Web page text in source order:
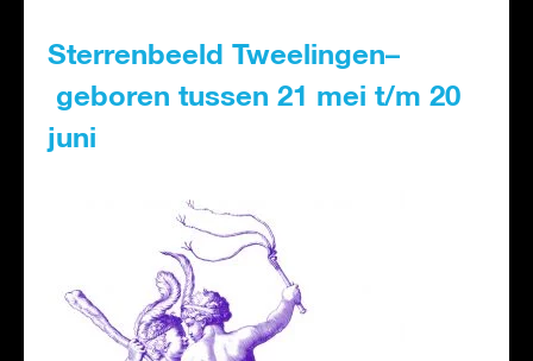
Sterrenbeeld Tweelingen–
geboren tussen 21 mei t/m 20
juni